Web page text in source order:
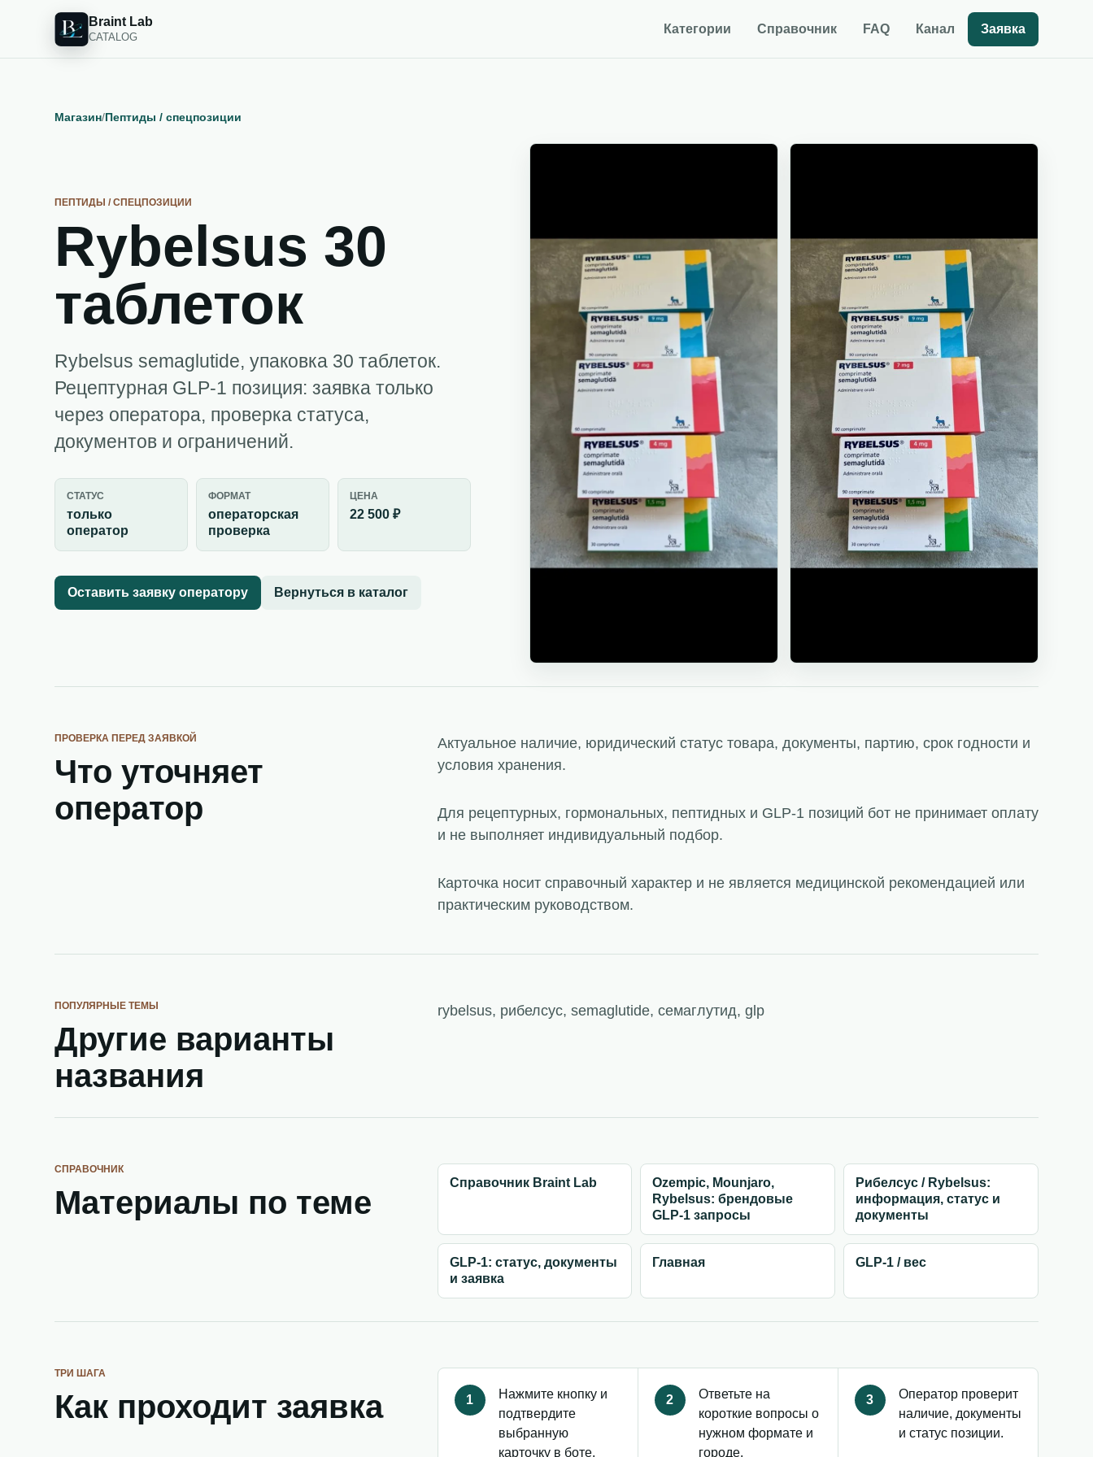
Braint Lab
CATALOG
Категории Справочник FAQ Канал Заявка
Магазин/Пептиды / спецпозиции
ПЕПТИДЫ / СПЕЦПОЗИЦИИ
Rybelsus 30
таблеток
Rybelsus semaglutide, упаковка 30 таблеток.
Рецептурная GLP-1 позиция: заявка только
через оператора, проверка статуса,
документов и ограничений.
СТАТУС
только
оператор
ФОРМАТ
операторская
проверка
ЦЕНА
22 500 ₽
Оставить заявку оператору Вернуться в каталог
ПРОВЕРКА ПЕРЕД ЗАЯВКОЙ
Что уточняет
оператор
Актуальное наличие, юридический статус товара, документы, партию, срок годности и
условия хранения.
Для рецептурных, гормональных, пептидных и GLP-1 позиций бот не принимает оплату
и не выполняет индивидуальный подбор.
Карточка носит справочный характер и не является медицинской рекомендацией или
практическим руководством.
ПОПУЛЯРНЫЕ ТЕМЫ
Другие варианты
названия
rybelsus, рибелсус, semaglutide, семаглутид, glp
СПРАВОЧНИК
Материалы по теме
Справочник Braint Lab
Ozempic, Mounjaro,
Rybelsus: брендовые
GLP-1 запросы
Рибелсус / Rybelsus:
информация, статус и
документы
GLP-1: статус, документы
и заявка
Главная GLP-1 / вес
ТРИ ШАГА
Как проходит заявка 1
Нажмите кнопку и
подтвердите
выбранную
карточку в боте.
2
Ответьте на
короткие вопросы о
нужном формате и
городе.
3
Оператор проверит
наличие, документы
и статус позиции.